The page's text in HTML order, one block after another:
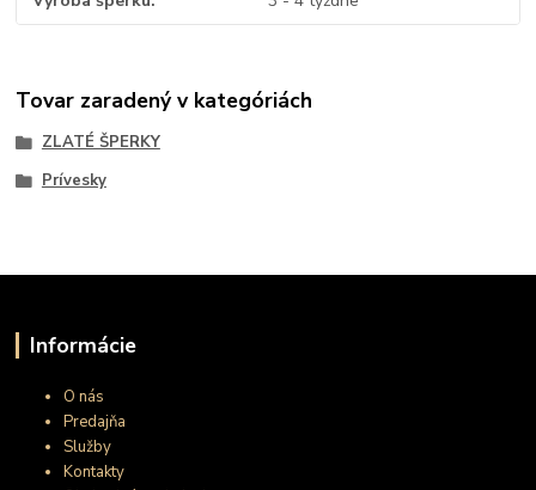
Tovar zaradený v kategóriách
ZLATÉ ŠPERKY
Prívesky
Informácie
O nás
Predajňa
Služby
Kontakty